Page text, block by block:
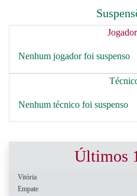
Nenhum jogador foi suspenso
Nenhum técnico foi suspenso
Últimos
Vitória
Empate